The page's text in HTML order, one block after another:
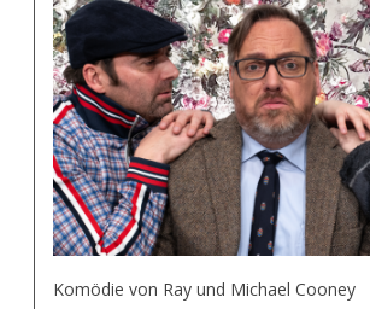
Komödie von Ray und Michael Cooney